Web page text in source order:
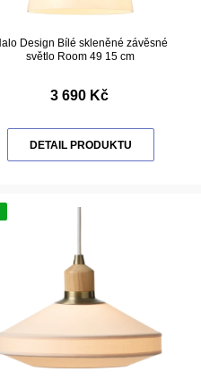
Design Bílé skleněné závěsné
světlo Room 49 15 cm
3 690 Kč
DETAIL PRODUKTU